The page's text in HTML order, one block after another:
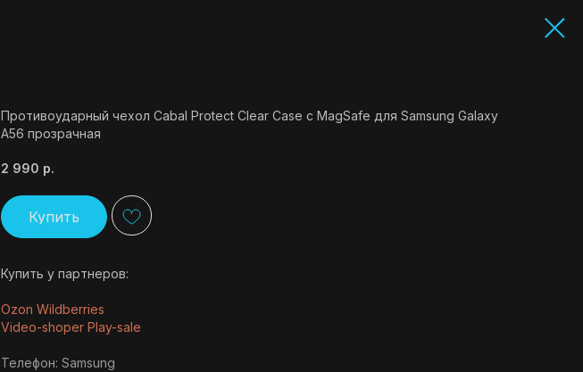
Противоударный чехол Cabal Protect Clear Case c MagSafe для Samsung Galaxy
A56 прозрачная
2 990 р.
Купить
Купить у партнеров:
Ozon Wildberries
Video-shoper Play-sale
Телефон: Samsung